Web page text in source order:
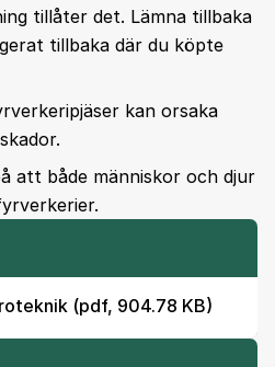
tillåter det. Lämna tillbaka
tillbaka där du köpte
kan orsaka
att både människor och djur
(pdf, 904.78 KB)